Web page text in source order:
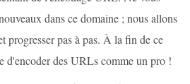
dans ce domaine ; nous allons
progresser pas à pas. À la fin de ce
d'encoder des URLs comme un pro !